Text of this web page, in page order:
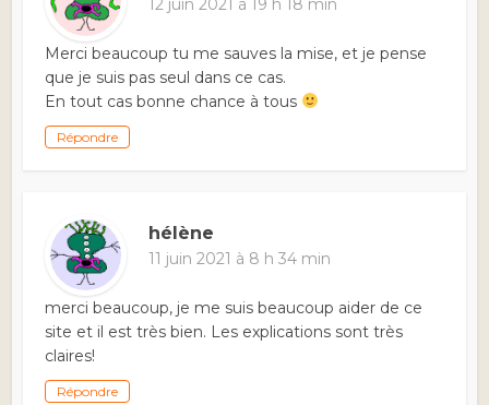
12 juin 2021 à 19 h 18 min
Merci beaucoup tu me sauves la mise, et je pense
que je suis pas seul dans ce cas.
En tout cas bonne chance à tous
Répondre
hélène
11 juin 2021 à 8 h 34 min
merci beaucoup, je me suis beaucoup aider de ce
site et il est très bien. Les explications sont très
claires!
Répondre